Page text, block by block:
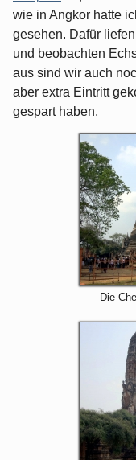
wie in Angkor hatte
gesehen. Dafür
und beobachten
aus sind wir auch
aber extra Eintritt
gespart haben.
Die